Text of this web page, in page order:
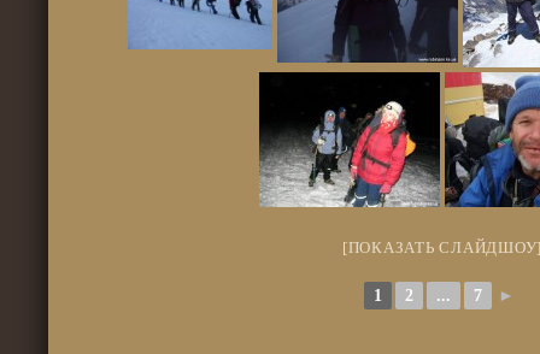
[ПОКАЗАТЬ
1 2 ... 7 ►